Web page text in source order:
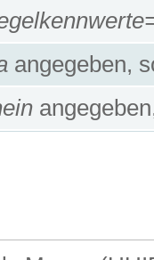
angegeben,